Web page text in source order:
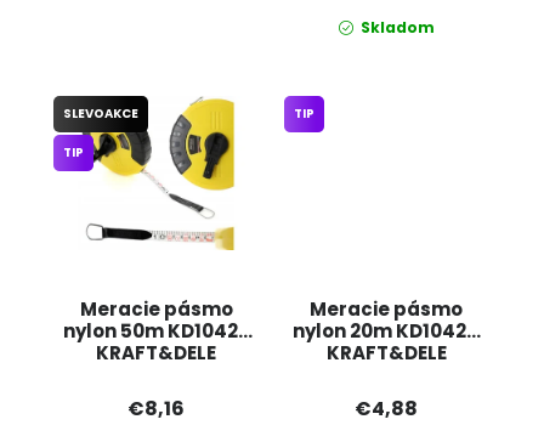
Skladom
Meracie pásmo
nylon 50m KD10426
KRAFT&DELE
SLEVOAKCE
TIP
€8,16
Meracie pásmo
nylon 20m KD10424
KRAFT&DELE
TIP
€4,88